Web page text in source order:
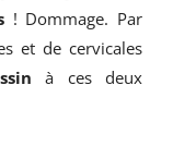
! Dommage. Par
et de cervicales
à ces deux